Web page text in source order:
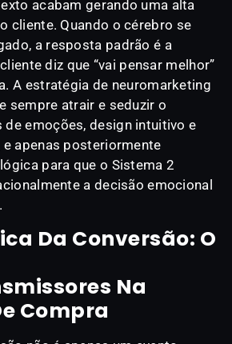
acabam gerando uma alta
cliente. Quando o cérebro se
a resposta padrão é a
diz que “vai pensar melhor”
A estratégia de neuromarketing
sempre atrair e seduzir o
de emoções, design intuitivo e
apenas posteriormente
para que o Sistema 2
a decisão emocional
Da Conversão: O
Na
Compra